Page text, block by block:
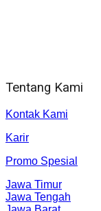
Tentang Kami
Kontak Kami
Karir
Promo Spesial
Jawa Timur
Jawa Tengah